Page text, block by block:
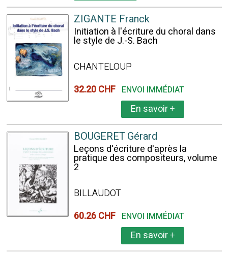
ZIGANTE Franck
Initiation à l'écriture du choral dans
le style de J.-S. Bach
CHANTELOUP
32.20 CHF ENVOI IMMÉDIAT
En savoir+
BOUGERET Gérard
Leçons d'écriture d'après la
pratique des compositeurs, volume
2
BILLAUDOT
60.26 CHF ENVOI IMMÉDIAT
En savoir+